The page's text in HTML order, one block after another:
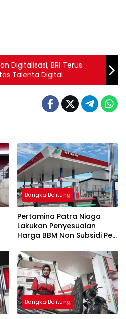
Digitalisasi, BRI Terus
Talenta Digital
Bangka Belitung
Pertamina Patra Niaga
Lakukan Penyesuaian
Harga BBM Non Subsidi Per
Bangka Belitung